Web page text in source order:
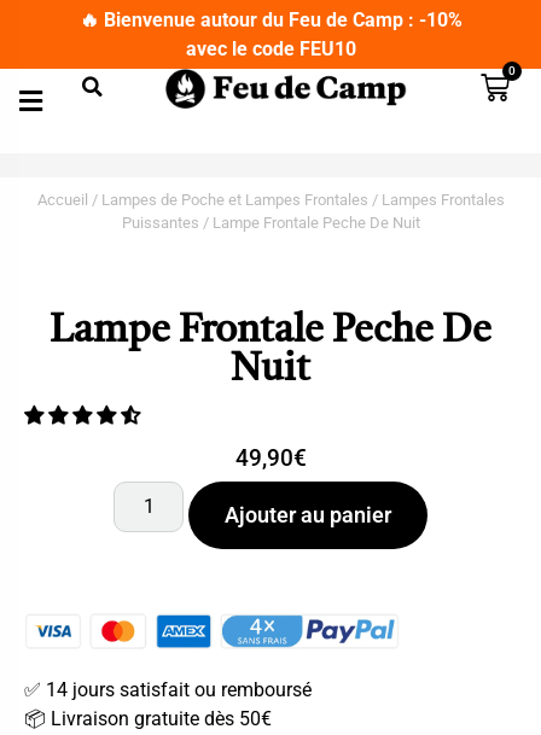
🔥 Bienvenue autour du Feu de Camp : -10%
avec le code FEU10
0
Accueil / Lampes de Poche et Lampes Frontales / Lampes Frontales
Puissantes / Lampe Frontale Peche De Nuit
Lampe Frontale Peche De
Nuit
49,90€
Ajouter au panier
✅ 14 jours satisfait ou remboursé
📦 Livraison gratuite dès 50€